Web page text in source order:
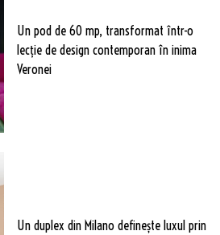
Un pod de 60 mp, transformat într-o
lecție de design contemporan în inima
Veronei
Un duplex din Milano definește luxul prin